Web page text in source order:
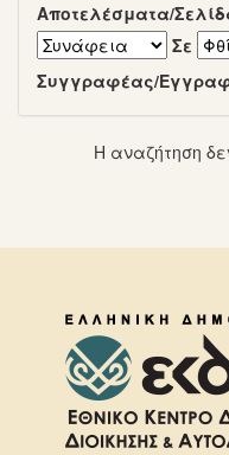
Αποτελέσματα/
Σε
Συγγραφέας/
Η αναζήτηση